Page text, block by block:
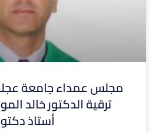
مجلس عمداء جامعة
ترقية الدكتور خالد
أستاذ